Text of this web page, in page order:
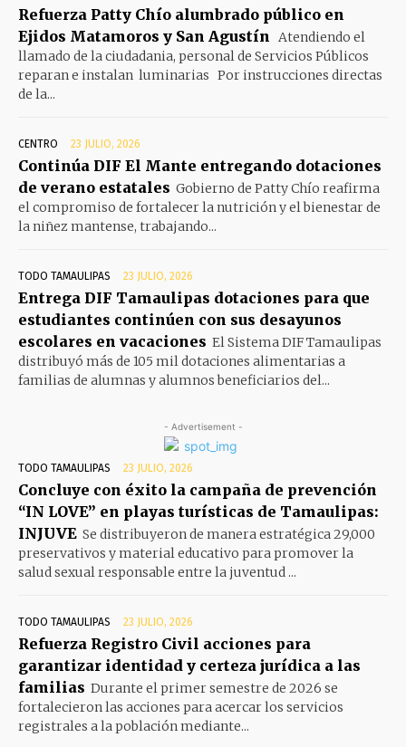
Refuerza Patty Chío alumbrado público en
Ejidos Matamoros y San Agustín Atendiendo el
llamado de la ciudadania, personal de Servicios Públicos
reparan e instalan luminarias Por instrucciones directas
de la...
CENTRO 23 JULIO, 2026
Continúa DIF El Mante entregando dotaciones
de verano estatales Gobierno de Patty Chío reafirma
el compromiso de fortalecer la nutrición y el bienestar de
la niñez mantense, trabajando...
TODO TAMAULIPAS 23 JULIO, 2026
Entrega DIF Tamaulipas dotaciones para que
estudiantes continúen con sus desayunos
escolares en vacaciones El Sistema DIF Tamaulipas
distribuyó más de 105 mil dotaciones alimentarias a
familias de alumnas y alumnos beneficiarios del...
- Advertisement -
TODO TAMAULIPAS 23 JULIO, 2026
Concluye con éxito la campaña de prevención
“IN LOVE” en playas turísticas de Tamaulipas:
INJUVE Se distribuyeron de manera estratégica 29,000
preservativos y material educativo para promover la
salud sexual responsable entre la juventud ...
TODO TAMAULIPAS 23 JULIO, 2026
Refuerza Registro Civil acciones para
garantizar identidad y certeza jurídica a las
familias Durante el primer semestre de 2026 se
fortalecieron las acciones para acercar los servicios
registrales a la población mediante...